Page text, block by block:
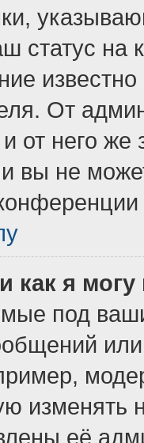
статус
От
от него же
вы не
как я
под
изменять
её